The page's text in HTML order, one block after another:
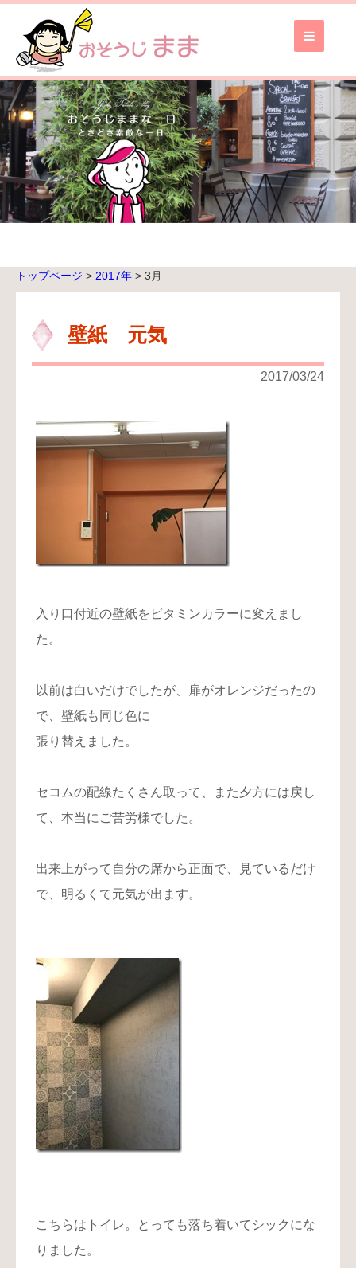
お
そ
う
じ
ま
ま
TOP
ブ
ロ
り
トップページ > 2017年 > 3月
壁紙 元気
2017/03/24
入り口付近の壁紙をビタミンカラーに変えまし
た。
以前は白いだけでしたが、扉がオレンジだったの
で、壁紙も同じ色に
張り替えました。
セコムの配線たくさん取って、また夕方には戻し
て、本当にご苦労様でした。
出来上がって自分の席から正面で、見ているだけ
で、明るくて元気が出ます。
こちらはトイレ。とっても落ち着いてシックにな
りました。